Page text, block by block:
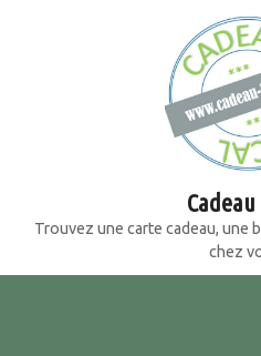
e
Trouvez une carte cadeau, une
chez